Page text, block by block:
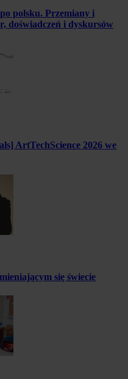
po polsku. Przemiany i
doświadczeń i dyskursów
ArtTechScience 2026 we
się świecie